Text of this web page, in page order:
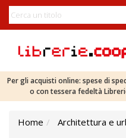
Per gli acquisti online: spese di
o con tessera fedeltà
Home
Architettura e